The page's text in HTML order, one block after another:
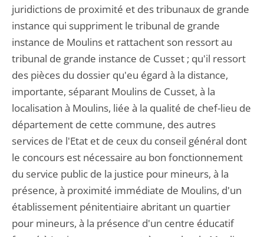
juridictions de proximité et des tribunaux de grande
instance qui suppriment le tribunal de grande
instance de Moulins et rattachent son ressort au
tribunal de grande instance de Cusset ; qu'il ressort
des pièces du dossier qu'eu égard à la distance,
importante, séparant Moulins de Cusset, à la
localisation à Moulins, liée à la qualité de chef-lieu de
département de cette commune, des autres
services de l'Etat et de ceux du conseil général dont
le concours est nécessaire au bon fonctionnement
du service public de la justice pour mineurs, à la
présence, à proximité immédiate de Moulins, d'un
établissement pénitentiaire abritant un quartier
pour mineurs, à la présence d'un centre éducatif